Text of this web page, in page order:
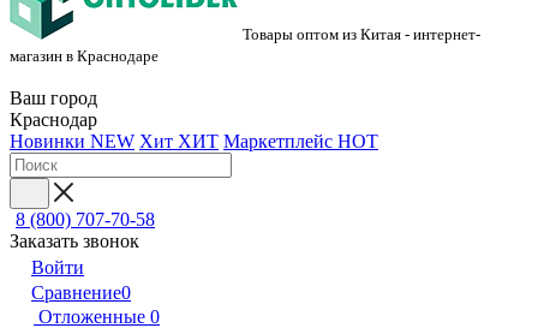
Товары оптом из Китая - интернет-
магазин в Краснодаре
Ваш город
Краснодар
Новинки NEW Хит ХИТ Маркетплейс HOT
8 (800) 707-70-58
Заказать звонок
Войти
Сравнение0
Отложенные 0